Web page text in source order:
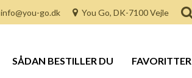
info@you-go.dk You Go, DK-7100 Vejle
SÅDAN BESTILLER DU FAVORITTER